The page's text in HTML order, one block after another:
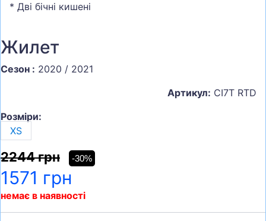
* Дві бічні кишені
Жилет
Сезон : 2020 / 2021
Артикул: CI7T RTD
Розміри:
XS
2244 грн -30%
1571 грн
немає в наявності